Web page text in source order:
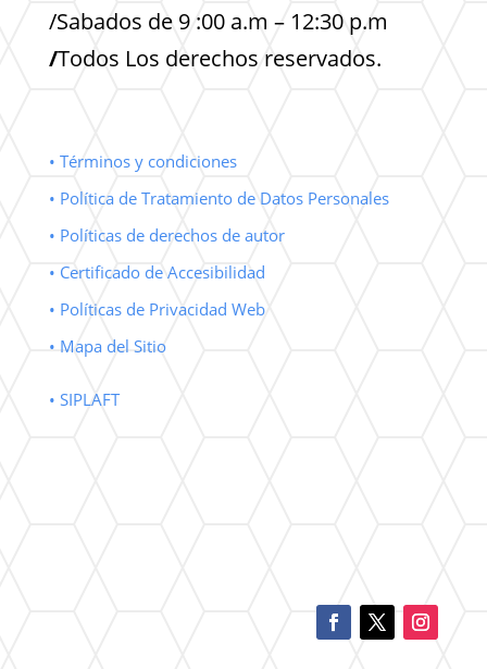
/Sabados de 9 :00 a.m – 12:30 p.m
/Todos Los derechos reservados.
• Términos y condiciones
• Política de Tratamiento de Datos Personales
• Políticas de derechos de autor
• Certificado de Accesibilidad
• Políticas de Privacidad Web
• Mapa del Sitio
• SIPLAFT